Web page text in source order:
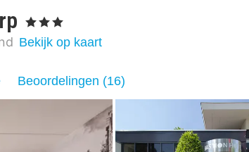
, 3 Sterren
Bekijk op kaart
Beoordelingen (16)